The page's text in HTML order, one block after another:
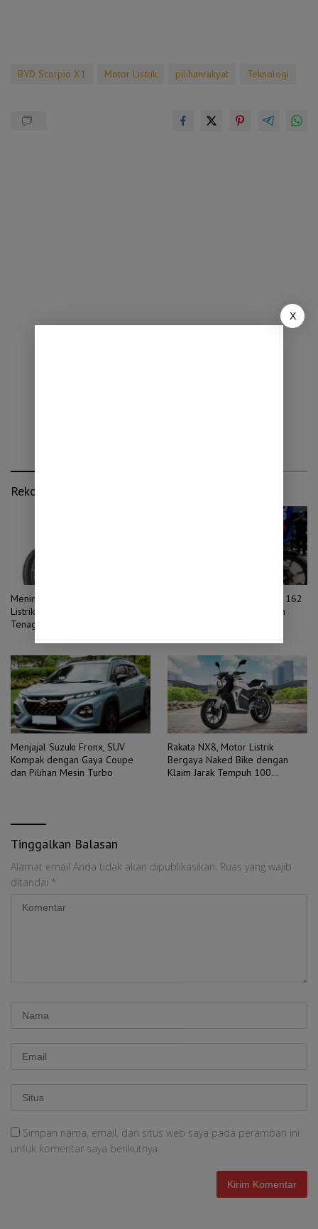
BYD Scorpio X1 Motor Listrik pilihanrakyat Teknologi
Rekomendasi untuk kamu
Menimbang ANIIOKI, Sepeda
Listrik dengan Baterai Jumbo dan
Tenaga Besar
Suzuki GN160, Motor Retro 162
Cc dengan ABS yang Belum
Menjajal Suzuki Fronx, SUV
Kompak dengan Gaya Coupe
dan Pilihan Mesin Turbo
Rakata NX8, Motor Listrik
Bergaya Naked Bike dengan
Klaim Jarak Tempuh 100
Tinggalkan Balasan
Alamat email Anda tidak akan dipublikasikan. Ruas yang wajib
ditandai *
Simpan nama, email, dan situs web saya pada peramban ini
untuk komentar saya berikutnya.
X